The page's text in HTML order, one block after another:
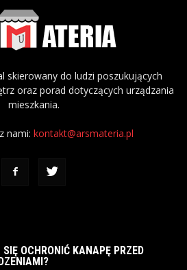
skierowany do ludzi poszukujących
oraz porad dotyczących urządzania
mieszkania.
nami: kontakt@arsmateria.pl
SIĘ OCHRONIĆ KANAPĘ PRZED